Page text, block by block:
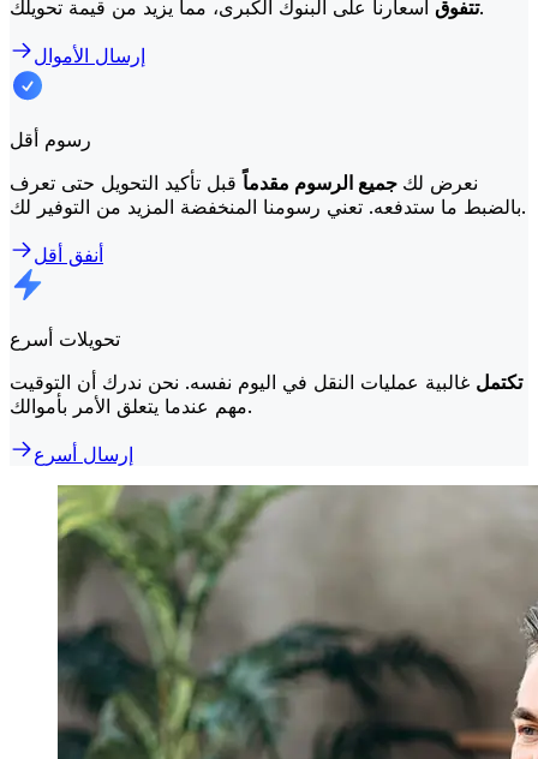
تتفوقأسعارنا على البنوك الكبرى، مما يزيد من قيمة تحويلك.
إرسال الأموال
رسوم أقل
نعرض لك جميع الرسوم مقدماًقبل تأكيد التحويل حتى تعرف
بالضبط ما ستدفعه. تعني رسومنا المنخفضة المزيد من التوفير لك.
أنفق أقل
تحويلات أسرع
تكتمل غالبية عمليات النقل في اليوم نفسه. نحن ندرك أن التوقيت
مهم عندما يتعلق الأمر بأموالك.
إرسال أسرع